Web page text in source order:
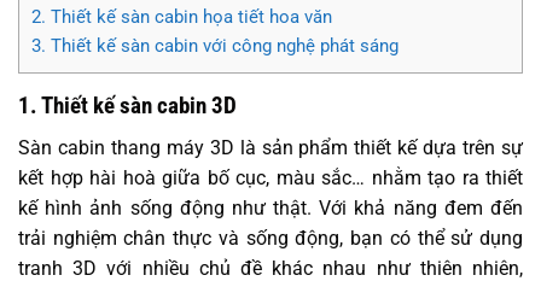
2. Thiết kế sàn cabin họa tiết hoa văn
3. Thiết kế sàn cabin với công nghệ phát sáng
1. Thiết kế sàn cabin 3D
Sàn cabin thang máy 3D là sản phẩm thiết kế dựa trên sự
kết hợp hài hoà giữa bố cục, màu sắc… nhằm tạo ra thiết
kế hình ảnh sống động như thật. Với khả năng đem đến
trải nghiệm chân thực và sống động, bạn có thể sử dụng
tranh 3D với nhiều chủ đề khác nhau như thiên nhiên,